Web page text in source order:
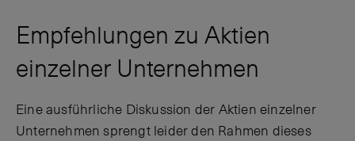
Empfehlungen zu Aktien
einzelner Unternehmen
Eine ausführliche Diskussion der Aktien einzelner
Unternehmen sprengt leider den Rahmen dieses